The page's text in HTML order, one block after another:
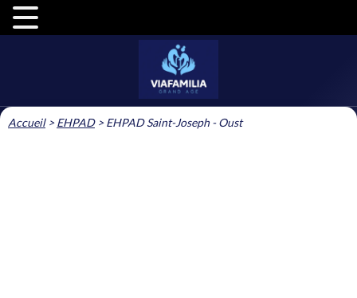
Accueil>EHPAD>EHPAD Saint-Joseph - Oust